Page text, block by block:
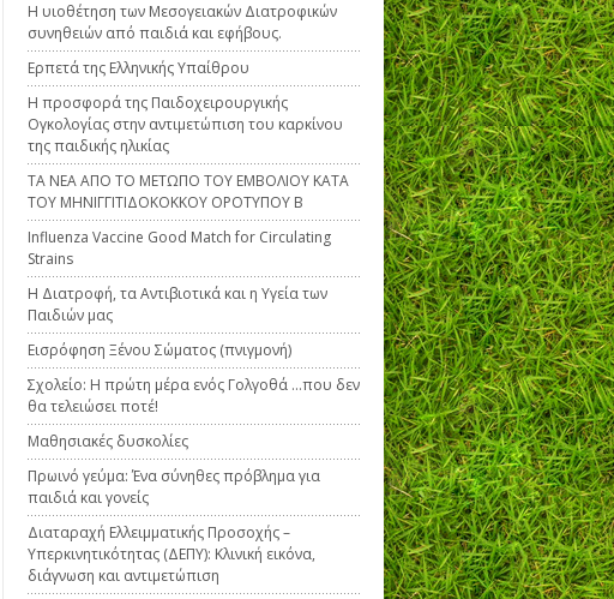
Η υιοθέτηση των Μεσογειακών Διατροφικών
συνηθειών από παιδιά και εφήβους.
Ερπετά της Ελληνικής Υπαίθρου
Η προσφορά της Παιδοχειρουργικής
Ογκολογίας στην αντιμετώπιση του καρκίνου
της παιδικής ηλικίας
ΤΑ ΝΕΑ ΑΠΟ ΤΟ ΜΕΤΩΠΟ ΤΟΥ ΕΜΒΟΛΙΟΥ ΚΑΤΑ
ΤΟΥ ΜΗΝΙΓΓΙΤΙΔΟΚΟΚΚΟΥ ΟΡΟΤΥΠΟΥ Β
Influenza Vaccine Good Match for Circulating
Strains
H Διατροφή, τα Αντιβιοτικά και η Υγεία των
Παιδιών μας
Εισρόφηση Ξένου Σώματος (πνιγμονή)
Σχολείο: Η πρώτη μέρα ενός Γολγοθά …που δεν
θα τελειώσει ποτέ!
Μαθησιακές δυσκολίες
Πρωινό γεύμα: Ένα σύνηθες πρόβλημα για
παιδιά και γονείς
Διαταραχή Ελλειμματικής Προσοχής –
Υπερκινητικότητας (ΔΕΠΥ): Κλινική εικόνα,
διάγνωση και αντιμετώπιση